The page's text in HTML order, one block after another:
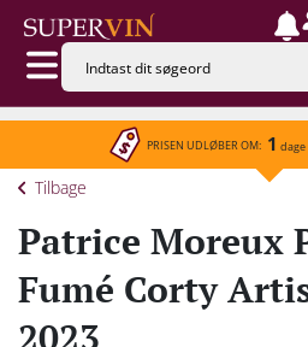
PRISEN UDLØBER OM: 1 dage
Tilbage
Patrice Moreux
Fumé Corty
2023